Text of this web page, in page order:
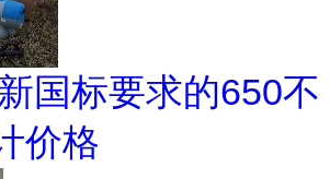
国标要求的650不
价格